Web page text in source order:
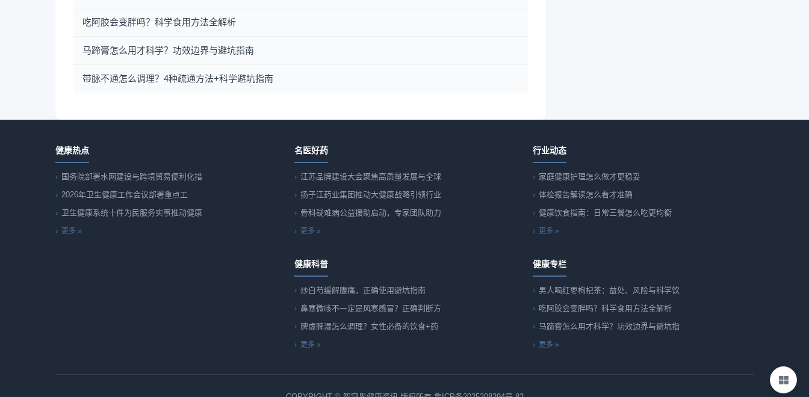
吃阿胶会变胖吗？科学食用方法全解析
马蹄膏怎么用才科学？功效边界与避坑指南
带脉不通怎么调理？4种疏通方法+科学避坑指南
健康热点
国务院部署水网建设与跨境贸易便利化措
2026年卫生健康工作会议部署重点工
卫生健康系统十件为民服务实事推动健康
更多 »
名医好药
江苏品牌建设大会聚焦高质量发展与全球
扬子江药业集团推动大健康战略引领行业
骨科疑难病公益援助启动，专家团队助力
更多 »
行业动态
家庭健康护理怎么做才更稳妥
体检报告解读怎么看才准确
健康饮食指南：日常三餐怎么吃更均衡
更多 »
健康科普
炒白芍缓解腹痛，正确使用避坑指南
鼻塞微咳不一定是风寒感冒？正确判断方
脾虚脾湿怎么调理？女性必备的饮食+药
更多 »
健康专栏
男人喝红枣枸杞茶：益处、风险与科学饮
吃阿胶会变胖吗？科学食用方法全解析
马蹄膏怎么用才科学？功效边界与避坑指
更多 »